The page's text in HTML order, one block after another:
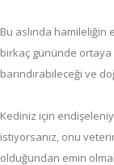
Bu aslında
birkaç gününde ortaya
barındırabileceği ve
Kediniz için
istiyorsanız, onu
olduğundan emin